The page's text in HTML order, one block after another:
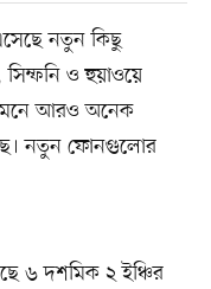
নতুন কিছু
ও হুয়াওয়ে
আরও অনেক
নতুন ফোনগুলোর
৬ দশমিক ২ ইঞ্চির